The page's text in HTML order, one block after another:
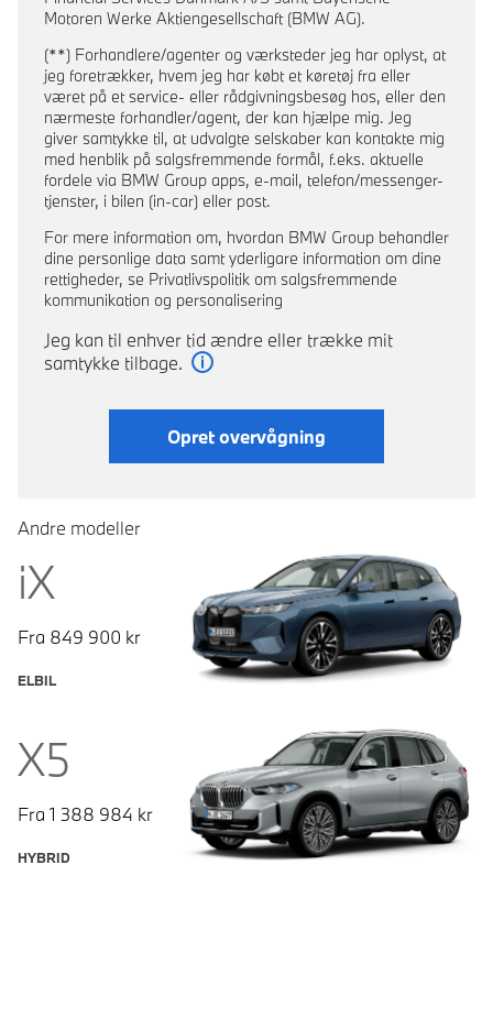
Motoren Werke Aktiengesellschaft (BMW AG).
(**) Forhandlere/agenter og værksteder jeg har oplyst, at
jeg foretrækker, hvem jeg har købt et køretøj fra eller
været på et service- eller rådgivningsbesøg hos, eller den
nærmeste forhandler/agent, der kan hjælpe mig. Jeg
giver samtykke til, at udvalgte selskaber kan kontakte mig
med henblik på salgsfremmende formål, f.eks. aktuelle
fordele via BMW Group apps, e-mail, telefon/messenger-
tjenster, i bilen (in-car) eller post.
For mere information om, hvordan BMW Group behandler
dine personlige data samt yderligare information om dine
rettigheder, se Privatlivspolitik om salgsfremmende
kommunikation og personalisering
Jeg kan til enhver tid ændre eller trække mit
samtykke tilbage.
Opret overvågning
Andre modeller
iX
Fra 849 900 kr
ELBIL
X5
Fra 1 388 984 kr
HYBRID